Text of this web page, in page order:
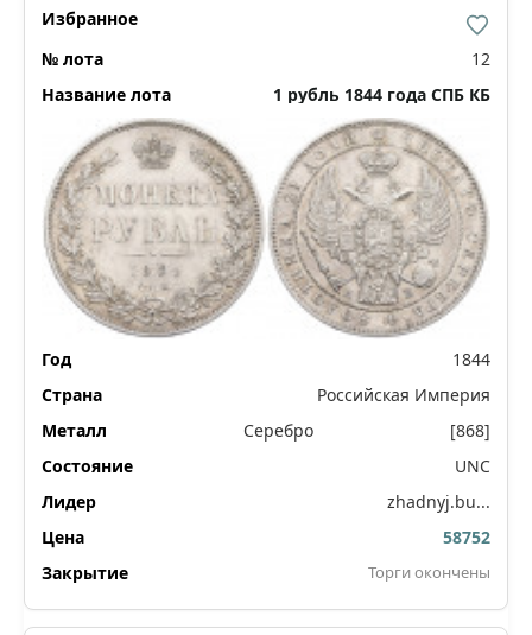
12
1 рубль 1844 года СПБ КБ
1844
Российская Империя
Серебро
[868]
UNC
zhadnyj.bu...
58752
Торги окончены